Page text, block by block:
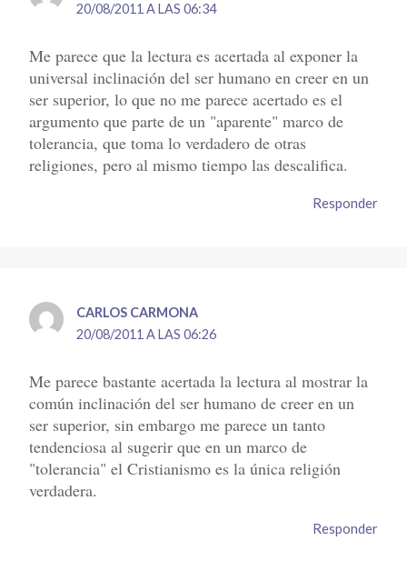
20/08/2011 A LAS 06:34
Me parece que la lectura es acertada al exponer la
universal inclinación del ser humano en creer en un
ser superior, lo que no me parece acertado es el
argumento que parte de un "aparente" marco de
tolerancia, que toma lo verdadero de otras
religiones, pero al mismo tiempo las descalifica.
Responder
CARLOS CARMONA
20/08/2011 A LAS 06:26
Me parece bastante acertada la lectura al mostrar la
común inclinación del ser humano de creer en un
ser superior, sin embargo me parece un tanto
tendenciosa al sugerir que en un marco de
"tolerancia" el Cristianismo es la única religión
verdadera.
Responder